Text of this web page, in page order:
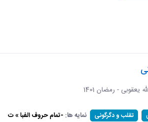
یعقوبی - رمضان 1401
تقلب و دگرگونی نمایه ها: -تمام حروف الفبا » ت